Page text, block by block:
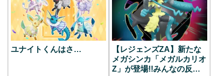
ユナイトくんはさ…
【レジェンズZA】新たな
メガシンカ「メガルカリオ
Z」が登場!!みんなの反応